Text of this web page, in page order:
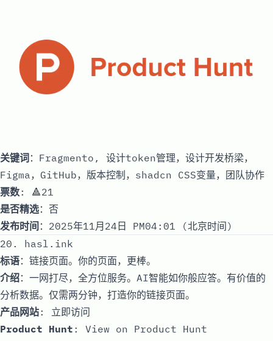
关键词 ：Fragmento, 设计token管理，设计开发桥梁，
Figma，GitHub，版本控制，shadcn CSS变量，团队协作
票数: 🔺21
是否精选：否
发布时间 ：2025年11月24日 PM04:01 (北京时间)
20. hasl.ink
标语：链接页面。你的页面，更棒。
介绍：一网打尽，全方位服务。AI智能如你般应答。有价值的
分析数据。仅需两分钟，打造你的链接页面。
产品网站: 立即访问
Product Hunt : View on Product Hunt